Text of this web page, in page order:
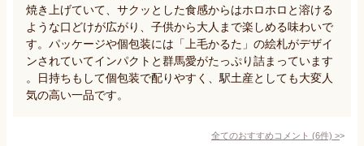
焼き上げていて、サクッとした食感からはホロホロと溶ける
ような口どけが広がり、子供から大人まで楽しめる味わいで
す。パッケージや個包装には「上毛かるた」の絵札がデザイ
ンされていてインパクトと群馬愛がたっぷり詰まっています
。日持ちもして個包装で配りやすく、駅土産としても大変人
気の高い一品です。
全てのおすすめコメント (6件) >